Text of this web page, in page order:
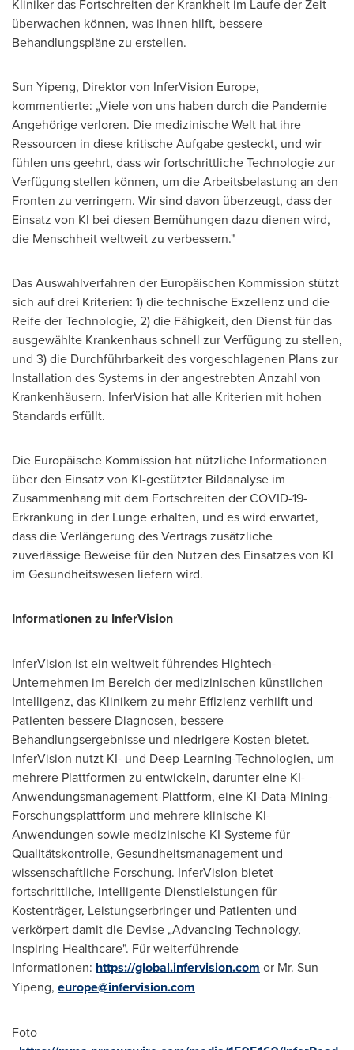
Kliniker das Fortschreiten der Krankheit im Laufe der Zeit
überwachen können, was ihnen hilft, bessere
Behandlungspläne zu erstellen.
Sun Yipeng, Direktor von InferVision Europe,
kommentierte: „Viele von uns haben durch die Pandemie
Angehörige verloren. Die medizinische Welt hat ihre
Ressourcen in diese kritische Aufgabe gesteckt, und wir
fühlen uns geehrt, dass wir fortschrittliche Technologie zur
Verfügung stellen können, um die Arbeitsbelastung an den
Fronten zu verringern. Wir sind davon überzeugt, dass der
Einsatz von KI bei diesen Bemühungen dazu dienen wird,
die Menschheit weltweit zu verbessern."
Das Auswahlverfahren der Europäischen Kommission stützt
sich auf drei Kriterien: 1) die technische Exzellenz und die
Reife der Technologie, 2) die Fähigkeit, den Dienst für das
ausgewählte Krankenhaus schnell zur Verfügung zu stellen,
und 3) die Durchführbarkeit des vorgeschlagenen Plans zur
Installation des Systems in der angestrebten Anzahl von
Krankenhäusern. InferVision hat alle Kriterien mit hohen
Standards erfüllt.
Die Europäische Kommission hat nützliche Informationen
über den Einsatz von KI-gestützter Bildanalyse im
Zusammenhang mit dem Fortschreiten der COVID-19-
Erkrankung in der Lunge erhalten, und es wird erwartet,
dass die Verlängerung des Vertrags zusätzliche
zuverlässige Beweise für den Nutzen des Einsatzes von KI
im Gesundheitswesen liefern wird.
Informationen zu InferVision
InferVision ist ein weltweit führendes Hightech-
Unternehmen im Bereich der medizinischen künstlichen
Intelligenz, das Klinikern zu mehr Effizienz verhilft und
Patienten bessere Diagnosen, bessere
Behandlungsergebnisse und niedrigere Kosten bietet.
InferVision nutzt KI- und Deep-Learning-Technologien, um
mehrere Plattformen zu entwickeln, darunter eine KI-
Anwendungsmanagement-Plattform, eine KI-Data-Mining-
Forschungsplattform und mehrere klinische KI-
Anwendungen sowie medizinische KI-Systeme für
Qualitätskontrolle, Gesundheitsmanagement und
wissenschaftliche Forschung. InferVision bietet
fortschrittliche, intelligente Dienstleistungen für
Kostenträger, Leistungserbringer und Patienten und
verkörpert damit die Devise „Advancing Technology,
Inspiring Healthcare". Für weiterführende
Informationen: https://global.infervision.com or Mr. Sun
Yipeng, europe@infervision.com
Foto